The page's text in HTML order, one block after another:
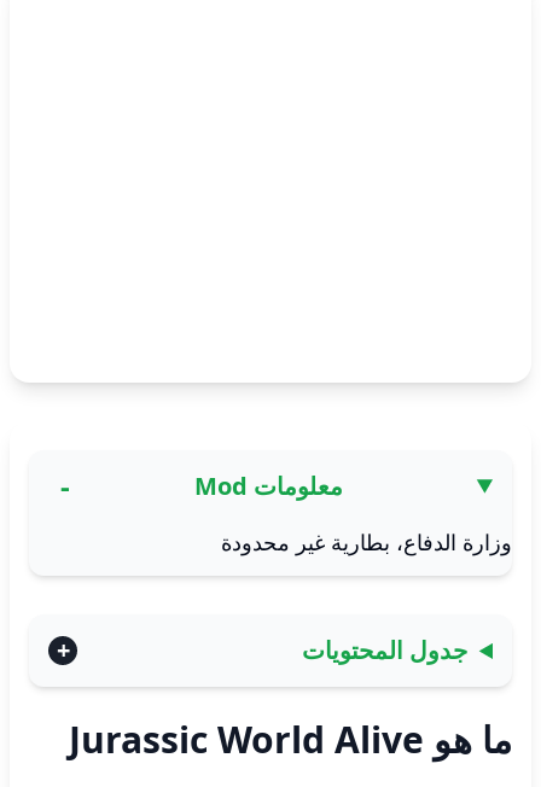
معلومات Mod
وزارة الدفاع، بطارية غير محدودة
جدول المحتويات
ما هو Jurassic World Alive